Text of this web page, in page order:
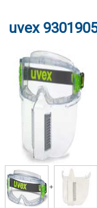
uvex
+